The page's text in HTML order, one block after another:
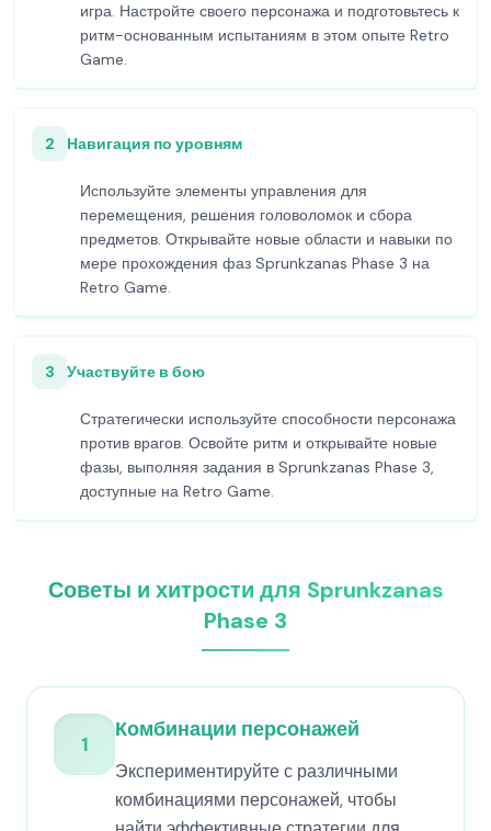
игра. Настройте своего персонажа и подготовьтесь к
ритм-основанным испытаниям в этом опыте Retro
Game.
2 Навигация по уровням
Используйте элементы управления для
перемещения, решения головоломок и сбора
предметов. Открывайте новые области и навыки по
мере прохождения фаз Sprunkzanas Phase 3 на
Retro Game.
3 Участвуйте в бою
Стратегически используйте способности персонажа
против врагов. Освойте ритм и открывайте новые
фазы, выполняя задания в Sprunkzanas Phase 3,
доступные на Retro Game.
Советы и хитрости для Sprunkzanas
Phase 3
1
Комбинации персонажей
Экспериментируйте с различными
комбинациями персонажей, чтобы